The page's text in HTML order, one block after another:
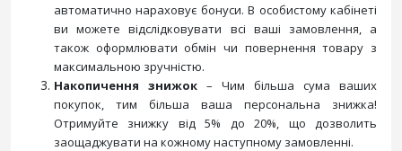
автоматично нараховує бонуси. В особистому кабінеті
ви можете відслідковувати всі ваші замовлення, а
також оформлювати обмін чи повернення товару з
максимальною зручністю.
Накопичення знижок – Чим більша сума ваших
покупок, тим більша ваша персональна знижка!
Отримуйте знижку від 5% до 20%, що дозволить
заощаджувати на кожному наступному замовленні.